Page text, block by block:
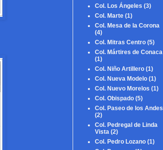
Col. Los Ángeles (3)
Col. Marte (1)
Col. Mesa de la Corona
(4)
Col. Mitras Centro (5)
Col. Mártires de Conaca
(1)
Col. Niño Artillero (1)
Col. Nueva Modelo (1)
Col. Nuevo Morelos (1)
Col. Obispado (5)
Col. Paseo de los Andes
(2)
Col. Pedregal de Linda
Vista (2)
Col. Pedro Lozano (1)